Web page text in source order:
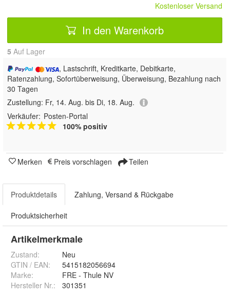
Kostenloser Versand
In den Warenkorb
5 Auf Lager
, Lastschrift, Kreditkarte, Debitkarte,
Ratenzahlung, Sofortüberweisung, Überweisung, Bezahlung nach
30 Tagen
Zustellung: Fr, 14. Aug. bis Di, 18. Aug.
Verkäufer: Posten-Portal
100% positiv
Merken Preis vorschlagen Teilen
Produktdetails Zahlung, Versand & Rückgabe
Produktsicherheit
Artikelmerkmale
Zustand:
Neu
GTIN / EAN:
5415182056694
Marke:
FRE - Thule NV
Hersteller Nr.:
301351